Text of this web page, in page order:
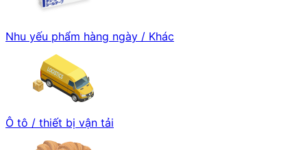
Nhu yếu phẩm hàng ngày / Khác
Ô tô / thiết bị vận tải